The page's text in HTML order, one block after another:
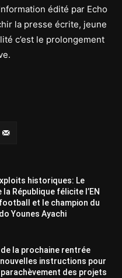
édité par Echo
la presse écrite, jeune
c’est le prolongement
historiques: Le
République félicite l’EN
et le champion du
Younes Ayachi
de la prochaine rentrée
instructions pour
des projets